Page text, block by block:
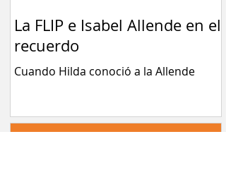
La FLIP e Isabel Allende en el
recuerdo
Cuando Hilda conoció a la Allende